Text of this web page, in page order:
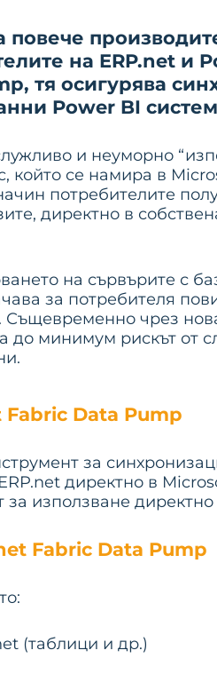
повече
на ERP.net и
тя осигурява
Power BI
и неуморно
който се намира в
потребителите
директно в
на сървърите с
за потребителя
чрез
до минимум рискът от
Fabric Data Pump
за
директно в
използване директно
Fabric Data Pump
(таблици и др.)